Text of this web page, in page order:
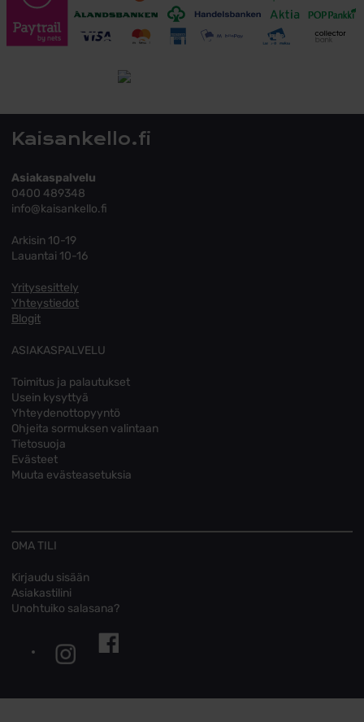
Toimitusehdot
Kaisankello.fi
Asiakaspalvelu
0400 489348
info@kaisankello.fi
Arkisin 10-19
Lauantai 10-16
Yritysesittely
Yhteystiedot
Blogit
ASIAKASPALVELU
Toimitus ja palautukset
Usein kysyttyä
Yhteydenottopyyntö
Ohjeita sormuksen valintaan
Tietosuoja
Evästeet
Muuta evästeasetuksia
OMA TILI
Kirjaudu sisään
Asiakastilini
Unohtuiko salasana?